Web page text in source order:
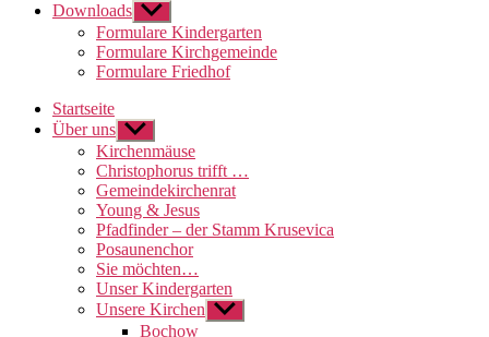
Downloads Untermenü
anzeigen
Formulare Kindergarten
Formulare Kirchgemeinde
Formulare Friedhof
Startseite
Über uns Untermenü
anzeigen
Kirchenmäuse
Christophorus trifft …
Gemeindekirchenrat
Young & Jesus
Pfadfinder – der Stamm Krusevica
Posaunenchor
Sie möchten…
Unser Kindergarten
Unsere Kirchen Untermenü
anzeigen
Bochow